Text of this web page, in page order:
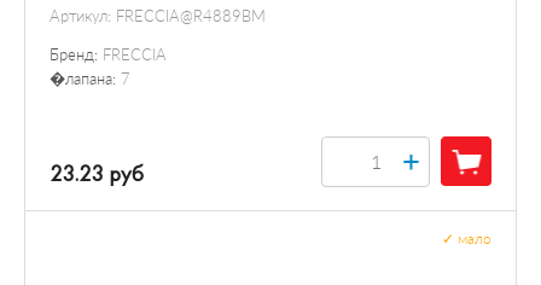
Артикул: FRECCIA@R4889BM
Бренд: FRECCIA
�лапана: 7
23.23 руб +
мало